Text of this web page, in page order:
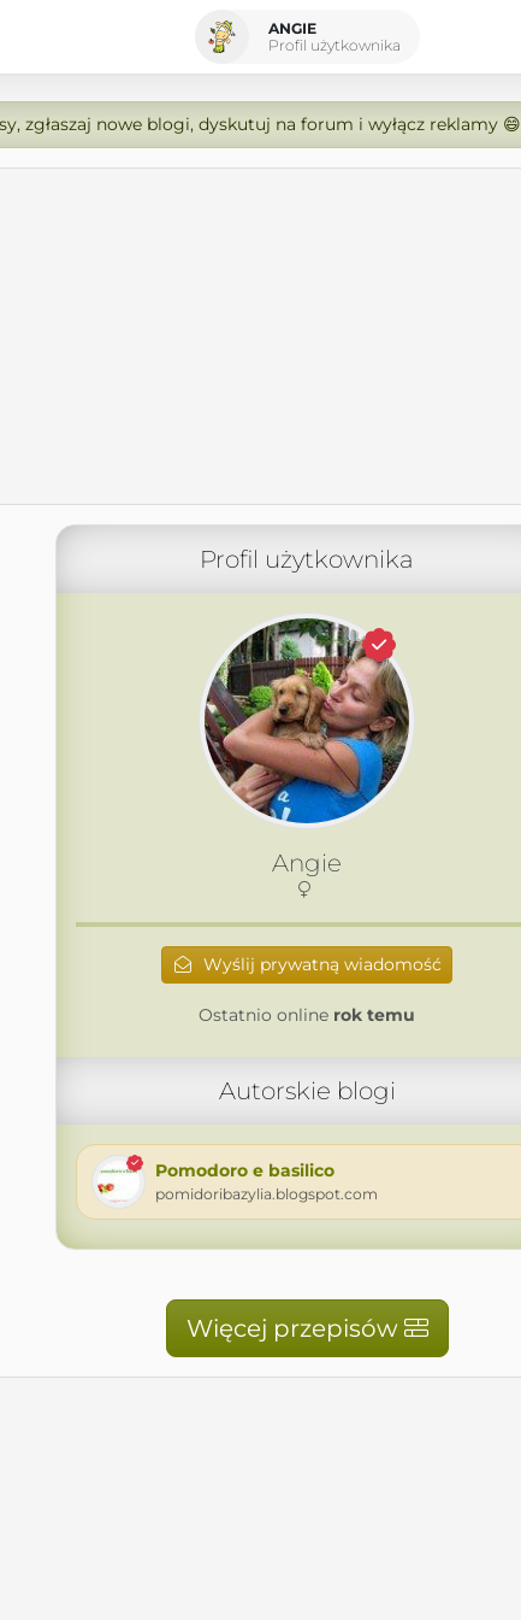
ANGIE
Profil użytkownika
zgłaszaj nowe blogi, dyskutuj na forum i wyłącz reklamy 😄
Profil użytkownika
Angie
Wyślij prywatną wiadomość
Ostatnio online rok temu
Autorskie blogi
Pomodoro e basilico
pomidoribazylia.blogspot.com
Więcej przepisów